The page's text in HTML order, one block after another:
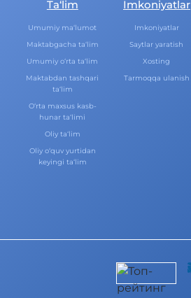
Ta‘lim
Umumiy ma‘lumot
Maktabgacha ta‘lim
Umumiy o‘rta ta‘lim
Maktabdan tashqari
ta‘lim
O‘rta maxsus kasb-
hunar ta‘limi
Oliy ta‘lim
Oliy o‘quv yurtidan
keyingi ta‘lim
Imkoniyatlar
Imkoniyatlar
Saytlar yaratish
Xosting
Tarmoqqa ulanish